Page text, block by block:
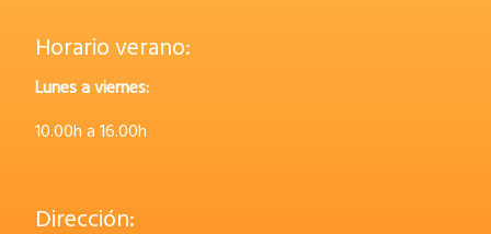
Horario verano:
Lunes a viernes:
10.00h a 16.00h
Dirección: